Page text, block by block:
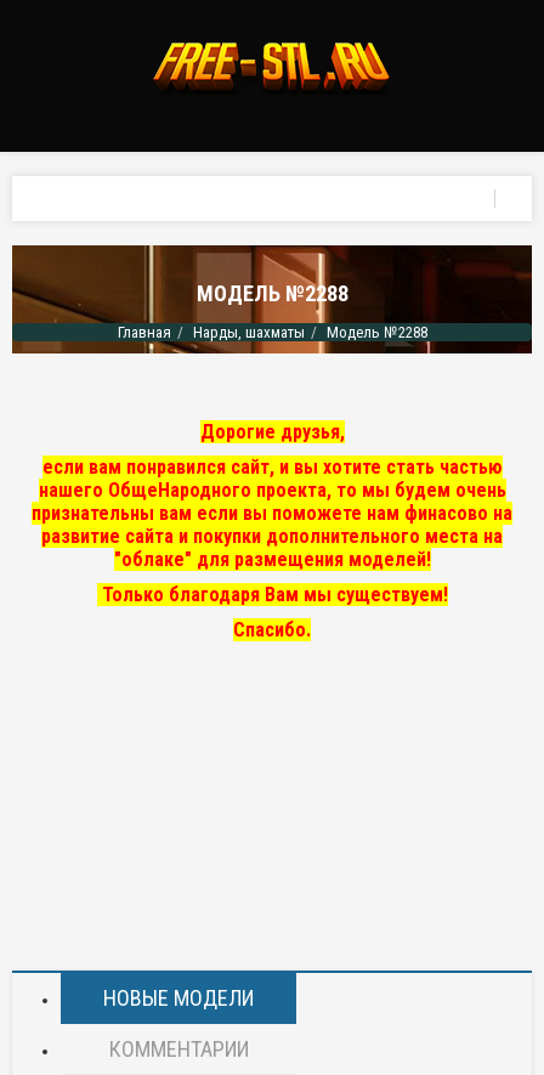
МОДЕЛЬ №2288
Главная Нарды, шахматы Модель №2288
Дорогие друзья,
если вам понравился сайт, и вы хотите стать частью
нашего ОбщеНародного проекта, то мы будем очень
признательны вам если вы поможете нам финасово на
развитие сайта и покупки дополнительного места на
"облаке" для размещения моделей!
Только благодаря Вам мы существуем!
Спасибо.
НОВЫЕ МОДЕЛИ
КОММЕНТАРИИ